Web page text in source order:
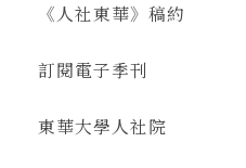
《人社東華》稿約
訂閱電子季刊
東華大學人社院